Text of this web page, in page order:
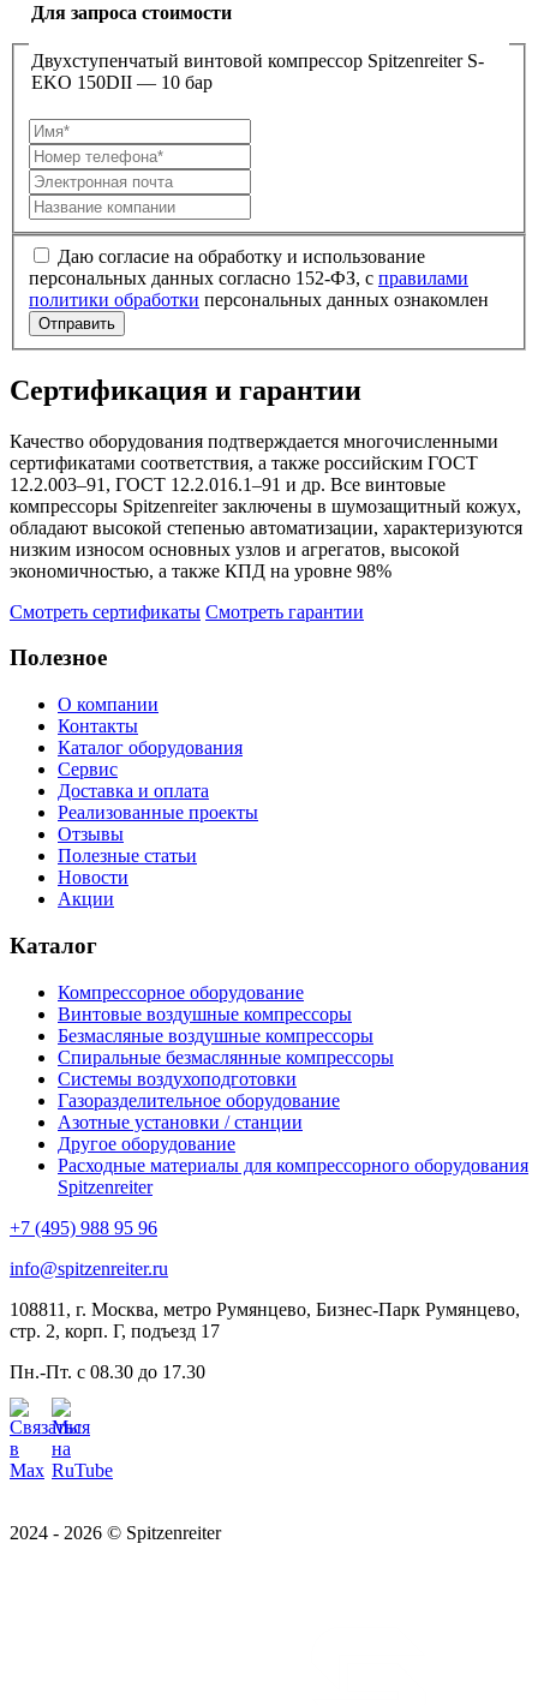
Для запроса стоимости
Двухступенчатый винтовой компрессор Spitzenreiter S-
EKO 150DII — 10 бар
Даю согласие на обработку и использование
персональных данных согласно 152-ФЗ, с правилами
политики обработки персональных данных ознакомлен
Отправить
Сертификация и гарантии
Качество оборудования подтверждается многочисленными
сертификатами соответствия, а также российским ГОСТ
12.2.003–91, ГОСТ 12.2.016.1–91 и др. Все винтовые
компрессоры Spitzenreiter заключены в шумозащитный кожух,
обладают высокой степенью автоматизации, характеризуются
низким износом основных узлов и агрегатов, высокой
экономичностью, а также КПД на уровне 98%
Смотреть сертификаты Смотреть гарантии
Полезное
О компании
Контакты
Каталог оборудования
Сервис
Доставка и оплата
Реализованные проекты
Отзывы
Полезные статьи
Новости
Акции
Каталог
Компрессорное оборудование
Винтовые воздушные компрессоры
Безмасляные воздушные компрессоры
Спиральные безмаслянные компрессоры
Системы воздухоподготовки
Газоразделительное оборудование
Азотные установки / станции
Другое оборудование
Расходные материалы для компрессорного оборудования
Spitzenreiter
+7 (495) 988 95 96
info@spitzenreiter.ru
108811, г. Москва, метро Румянцево, Бизнес-Парк Румянцево,
стр. 2, корп. Г, подъезд 17
Пн.-Пт. с 08.30 до 17.30
2024 - 2026 © Spitzenreiter